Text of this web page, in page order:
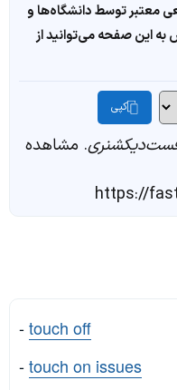
معتبر توسط دانشگاه‌ها و
به این صفحه می‌توانید از
کپی
. مشاهده
https://
-touch off
-touch on issues